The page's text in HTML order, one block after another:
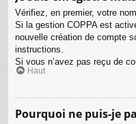
Vérifiez, en premier, votre
Si la gestion COPPA est
nouvelle création de compte
instructions.
Si vous n’avez pas reçu de
Haut
Pourquoi ne puis-je